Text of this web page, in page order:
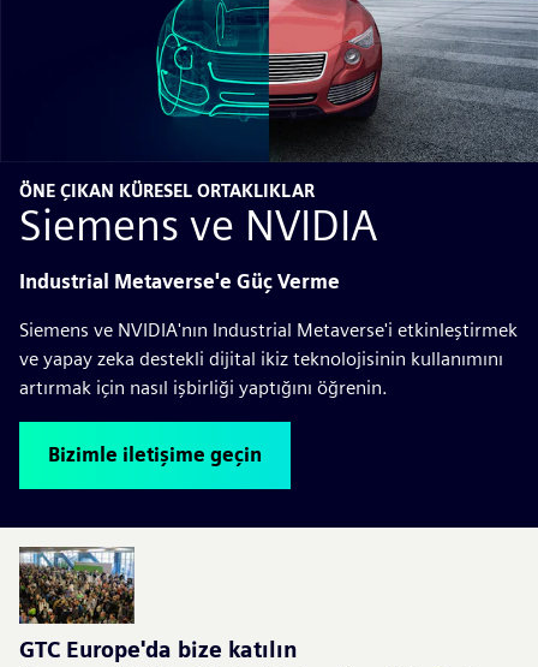
ÖNE ÇIKAN KÜRESEL ORTAKLIKLAR
Siemens ve NVIDIA
Industrial Metaverse'e Güç Verme
Siemens ve NVIDIA'nın Industrial Metaverse'i etkinleştirmek
ve yapay zeka destekli dijital ikiz teknolojisinin kullanımını
artırmak için nasıl işbirliği yaptığını öğrenin.
Bizimle iletişime geçin
GTC Europe'da bize katılın